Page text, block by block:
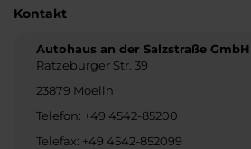
Kontakt
Autohaus an der Salzstraße GmbH
Ratzeburger Str. 39
23879 Moelln
Telefon: +49 4542-85200
Telefax: +49 4542-852099